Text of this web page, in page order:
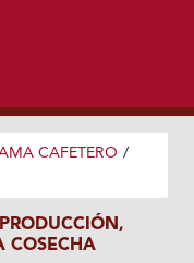
CAFETERO /
COSECHA